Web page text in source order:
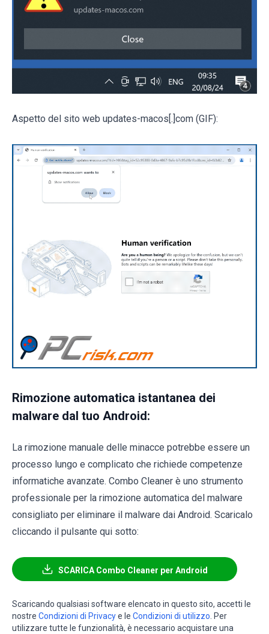
Aspetto del sito web updates-macos[.]com (GIF):
Rimozione automatica istantanea dei
malware dal tuo Android:
La rimozione manuale delle minacce potrebbe essere un
processo lungo e complicato che richiede competenze
informatiche avanzate. Combo Cleaner è uno strumento
professionale per la rimozione automatica del malware
consigliato per eliminare il malware dai Android. Scaricalo
cliccando il pulsante qui sotto:
SCARICA Combo Cleaner per Android
Scaricando qualsiasi software elencato in questo sito, accetti le
nostre Condizioni di Privacye le Condizioni di utilizzo . Per
utilizzare tutte le funzionalità, è necessario acquistare una